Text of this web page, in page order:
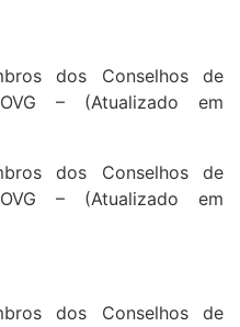
dos Conselhos de
– (Atualizado em
dos Conselhos de
– (Atualizado em
dos Conselhos de